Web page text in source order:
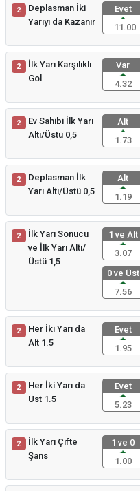
2
Deplasman İki
Yarıyı da Kazanır
Evet
11.00
2
İlk Yarı Karşılıklı
Gol
Var
4.32
2
Ev Sahibi İlk Yarı
Altı/Üstü 0,5
Alt
1.73
2
Deplasman İlk
Yarı Altı/Üstü 0,5
Alt
1.19
2
İlk Yarı Sonucu
ve İlk Yarı Altı/
Üstü 1,5
1 ve Alt
3.07
0 ve Üst
7.56
2
Her İki Yarı da
Alt 1.5
Evet
1.95
2
Her İki Yarı da
Üst 1.5
Evet
5.23
2
İlk Yarı Çifte
Şans
1 ve 0
1.00